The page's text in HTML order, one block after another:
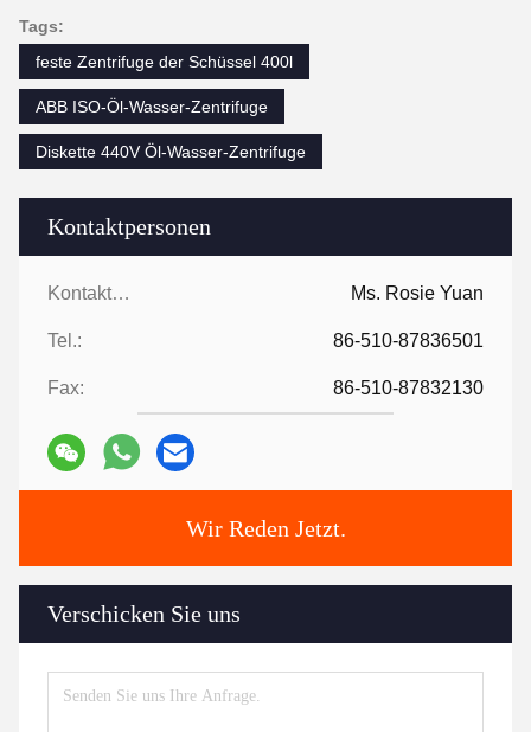
Kontaktpersonen
Kontaktpersonen: Ms. Rosie Yuan
Tel.: 86-510-87836501
Fax: 86-510-87832130
Wir Reden Jetzt.
Verschicken Sie uns
Tags:
feste Zentrifuge der Schüssel 400l
ABB ISO-Öl-Wasser-Zentrifuge
Diskette 440V Öl-Wasser-Zentrifuge